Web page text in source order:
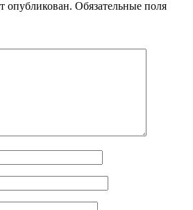
опубликован. Обязательные поля